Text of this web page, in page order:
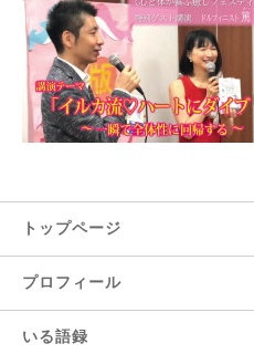
トップページ
プロフィール
いる語録